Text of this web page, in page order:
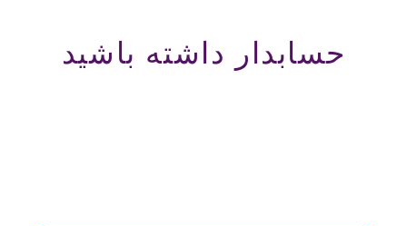
حسابدار داشته باشید